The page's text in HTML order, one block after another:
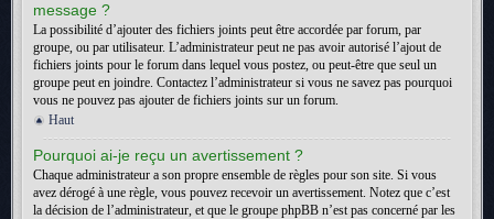
message ?
La possibilité d’ajouter des fichiers joints peut être accordée par forum, par
groupe, ou par utilisateur. L’administrateur peut ne pas avoir autorisé l’ajout de
fichiers joints pour le forum dans lequel vous postez, ou peut-être que seul un
groupe peut en joindre. Contactez l’administrateur si vous ne savez pas pourquoi
vous ne pouvez pas ajouter de fichiers joints sur un forum.
Haut
Pourquoi ai-je reçu un avertissement ?
Chaque administrateur a son propre ensemble de règles pour son site. Si vous
avez dérogé à une règle, vous pouvez recevoir un avertissement. Notez que c’est
la décision de l’administrateur, et que le groupe phpBB n’est pas concerné par les